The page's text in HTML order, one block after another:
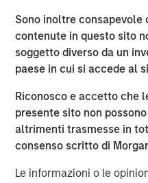
Sono inoltre consapevole
contenute in questo sito
soggetto diverso da un
paese in cui si accede al
Riconosco e accetto che
presente sito non
altrimenti trasmesse in
consenso scritto di
Le informazioni o le
Ranzan, President and
Funds managed by MSREI
senior housing since 2022
across the United States
living, assisted living and
About MorningStar Senior
An integrated developer,